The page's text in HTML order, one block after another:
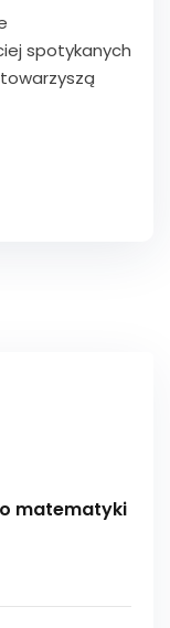
spotykanych
matematyki